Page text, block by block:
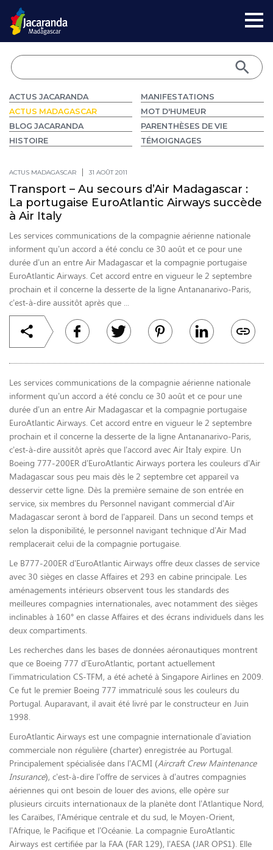
ACTUS JACARANDA
ACTUS MADAGASCAR
BLOG JACARANDA
HISTOIRE
MANIFESTATIONS
MOT D'HUMEUR
PARENTHÈSES DE VIE
TÉMOIGNAGES
ACTUS MADAGASCAR 31 AOÛT 2011
Transport – Au secours d’Air Madagascar :
La portugaise EuroAtlantic Airways succède
à Air Italy
Les services communications de la compagnie aérienne nationale
informent qu’un accord a été conclu ce 30 août et ce pour une
durée d’un an entre Air Madagascar et la compagnie portugaise
EuroAtlantic Airways. Cet accord entre en vigueur le 2 septembre
prochain et il concerne la desserte de la ligne Antananarivo-Paris,
c’est-à-dire aussitôt après que ...
Les services communications de la compagnie aérienne nationale
informent qu’un accord a été conclu ce 30 août et ce pour une
durée d’un an entre Air Madagascar et la compagnie portugaise
EuroAtlantic Airways. Cet accord entre en vigueur le 2 septembre
prochain et il concerne la desserte de la ligne Antananarivo-Paris,
c’est-à-dire aussitôt après que l’accord avec Air Italy expire. Un
Boeing 777-200ER d’EuroAtlantic Airways portera les couleurs d’Air
Madagascar sous peu mais dès le 2 septembre cet appareil va
desservir cette ligne. Dès la première semaine de son entrée en
service, six membres du Personnel navigant commercial d’Air
Madagascar seront à bord de l’appareil. Dans un second temps et
selon la disponibilité, le personnel navigant technique d’Air Mad
remplacerait celui de la compagnie portugaise.
Le B777-200ER d’EuroAtlantic Airways offre deux classes de service
avec 30 sièges en classe Affaires et 293 en cabine principale. Les
aménagements intérieurs observent tous les standards des
meilleures compagnies internationales, avec notamment des sièges
inclinables à 160° en classe Affaires et des écrans individuels dans les
deux compartiments.
Les recherches dans les bases de données aéronautiques montrent
que ce Boeing 777 d’EuroAtlantic, portant actuellement
l’immatriculation CS-TFM, a été acheté à Singapore Airlines en 2009.
Ce fut le premier Boeing 777 immatriculé sous les couleurs du
Portugal. Auparavant, il avait été livré par le constructeur en Juin
1998.
EuroAtlantic Airways est une compagnie internationale d’aviation
commerciale non régulière (charter) enregistrée au Portugal.
Principalement spécialisée dans l’ACMI (Aircraft Crew Maintenance
Insurance), c’est-à-dire l’offre de services à d’autres compagnies
aériennes qui ont besoin de louer des avions, elle opère sur
plusieurs circuits internationaux de la planète dont l’Atlantique Nord,
les Caraïbes, l’Amérique centrale et du sud, le Moyen-Orient,
l’Afrique, le Pacifique et l’Océanie. La compagnie EuroAtlantic
Airways est certifiée par la FAA (FAR 129), l’AESA (JAR OPS1). Elle